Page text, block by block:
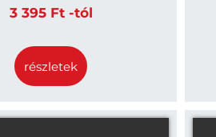
3 395 Ft -tól
részletek